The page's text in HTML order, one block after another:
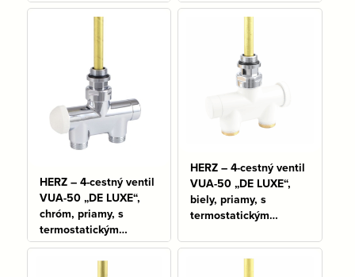
Na sklade: 5 ks Na sklade: 18 ks
HERZ – 4-cestný ventil
VUA-50 „DE LUXE“,
chróm, priamy, s
termostatickým
zvrškom
Na sklade: 1 ks
HERZ – 4-cestný ventil
VUA-50 „DE LUXE“,
biely, priamy, s
termostatickým